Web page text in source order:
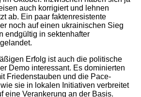
auch korrigiert und lehnen
ab. Ein paar faktenresistente
noch auf einen ukrainischen Sieg
endgültig in sektenhafter
Erfolg ist auch die politische
Demo interessant. Es dominierten
Friedenstauben und die Pace-
sie in lokalen Initiativen verbreitet
eine Verankerung an der Basis.